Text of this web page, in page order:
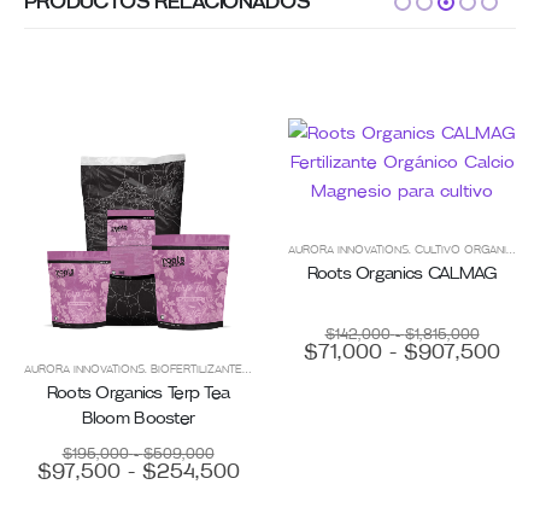
NUTRICIÓN ,ROOTS ORGANICS
,NUTRICIÓN,SANOPLANT
AURORA INNOVATIONS, BIOFERTILIZANTES ,
Roots Organics Terp Tea
Bloom Booster
$195,000 - $509,000Rango
de
precios:
$97,500 - $254,500Rango
AURORA INNOVATIONS, CULTIVO ORGÁNICO
Roots Organics CALMAG
$142,000 - $1,815,000Rango
de
precios:
$71,000 - $907,500